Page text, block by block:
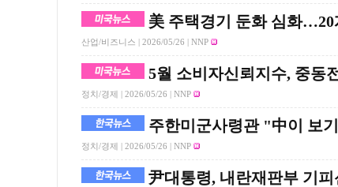
美 주택경기 둔화 심화
산업/비즈니스 | 2026/05/26 | NNP
5월 소비자신뢰지수, 중동
정치/경제 | 2026/05/26 | NNP
주한미군사령관 "中이 보
정치/경제 | 2026/05/26 | NNP
尹대통령, 내란재판부 기